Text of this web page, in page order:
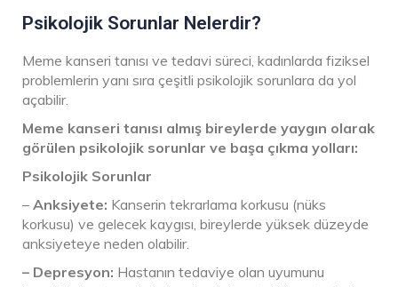
Psikolojik Sorunlar Nelerdir?
Meme kanseri tanısı ve tedavi süreci, kadınlarda fiziksel
problemlerin yanı sıra çeşitli psikolojik sorunlara da yol
açabilir.
Meme kanseri tanısı almış bireylerde yaygın olarak
görülen psikolojik sorunlar ve başa çıkma yolları:
Psikolojik Sorunlar
– Anksiyete: Kanserin tekrarlama korkusu (nüks
korkusu) ve gelecek kaygısı, bireylerde yüksek düzeyde
anksiyeteye neden olabilir.
– Depresyon: Hastanın tedaviye olan uyumunu